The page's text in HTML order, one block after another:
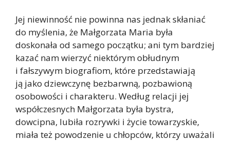
Jej niewinność nie powinna nas jednak skłaniać
do myślenia, że Małgorzata Maria była
doskonała od samego początku; ani tym bardziej
kazać nam wierzyć niektórym obłudnym
i fałszywym biografiom, które przedstawiają
ją jako dziewczynę bezbarwną, pozbawioną
osobowości i charakteru. Według relacji jej
współczesnych Małgorzata była bystra,
dowcipna, lubiła rozrywki i życie towarzyskie,
miała też powodzenie u chłopców, którzy uważali